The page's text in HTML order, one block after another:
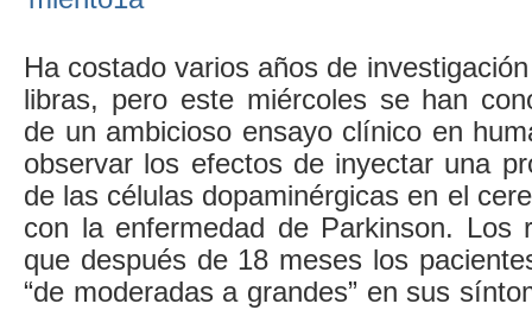
Ha costado varios años de
libras, pero este miércoles se han
de un ambicioso ensayo clínico en
observar los efectos de inyectar una
de las células dopaminérgicas en el
con la enfermedad de Parkinson. Los
que después de 18 meses los
“de moderadas a grandes” en sus